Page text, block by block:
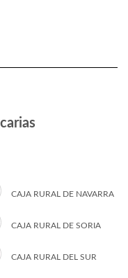
CAJA RURAL DE NAVARRA
CAJA RURAL DE SORIA
CAJA RURAL DEL SUR